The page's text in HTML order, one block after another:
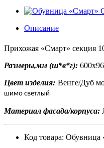
Описание
Прихожая «Смарт» секция
Размеры,мм (ш*в*г):
Цвет изделия: Венге/Дуб
шимо светлый
Материал фасада/корпуса:
Код товара: